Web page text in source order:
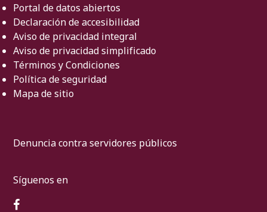
Portal de datos abiertos
Declaración de accesibilidad
Aviso de privacidad integral
Aviso de privacidad simplificado
Términos y Condiciones
Política de seguridad
Mapa de sitio
Denuncia contra servidores públicos
Síguenos en